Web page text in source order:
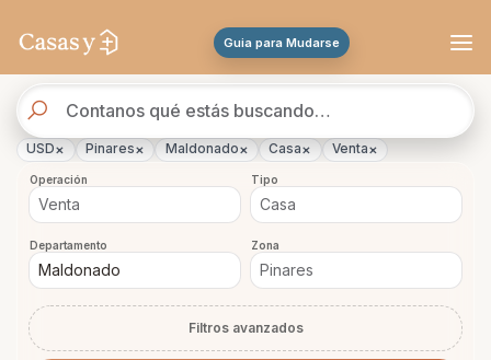
Guia para Mudarse
de
propiedades
USD× Pinares× Maldonado× Casa× Venta×
Operación Tipo
Departamento Zona
Filtros avanzados